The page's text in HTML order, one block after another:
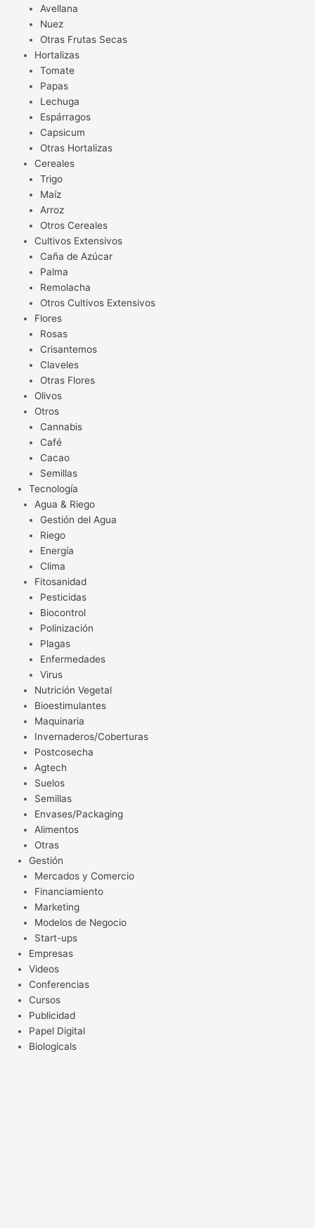
Avellana
Nuez
Otras Frutas Secas
Hortalizas
Tomate
Papas
Lechuga
Espárragos
Capsicum
Otras Hortalizas
Cereales
Trigo
Maíz
Arroz
Otros Cereales
Cultivos Extensivos
Caña de Azúcar
Palma
Remolacha
Otros Cultivos Extensivos
Flores
Rosas
Crisantemos
Claveles
Otras Flores
Olivos
Otros
Cannabis
Café
Cacao
Semillas
Tecnología
Agua & Riego
Gestión del Agua
Riego
Energía
Clima
Fitosanidad
Pesticidas
Biocontrol
Polinización
Plagas
Enfermedades
Virus
Nutrición Vegetal
Bioestimulantes
Maquinaria
Invernaderos/Coberturas
Postcosecha
Agtech
Suelos
Semillas
Envases/Packaging
Alimentos
Otras
Gestión
Mercados y Comercio
Financiamiento
Marketing
Modelos de Negocio
Start-ups
Empresas
Videos
Conferencias
Cursos
Publicidad
Papel Digital
Biologicals